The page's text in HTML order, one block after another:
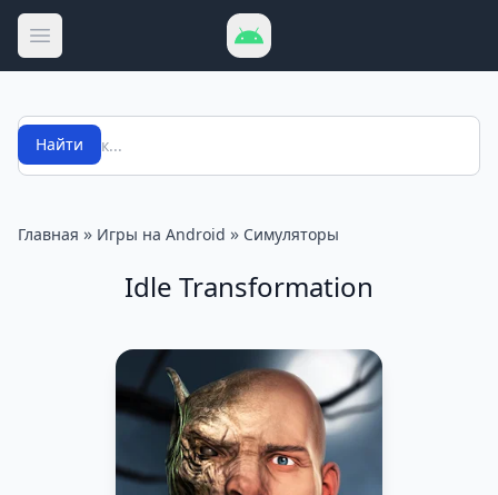
Открыть меню
Поиск
Найти
Главная » Игры на Android » Симуляторы
Idle Transformation